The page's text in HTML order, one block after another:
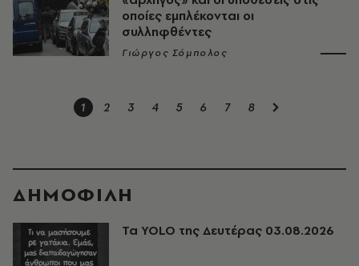
οποίες εμπλέκονται οι
συλληφθέντες
Γιώργος Σόμπολος
1 2 3 4 5 6 7 8
ΔΗΜΟΦΙΛΗ
Τα YOLO της Δευτέρας 03.08.2026